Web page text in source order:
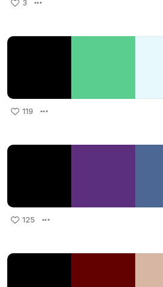
3
119
125